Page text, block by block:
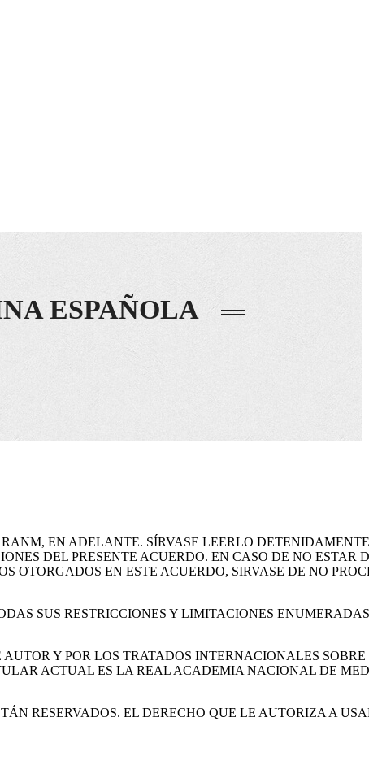
ESPAÑOLA
EN ADELANTE. SÍRVASE LEERLO
DEL PRESENTE ACUERDO. EN CASO DE NO ESTAR
OTORGADOS EN ESTE ACUERDO, SIRVASE DE NO
SUS RESTRICCIONES Y LIMITACIONES
Y POR LOS TRATADOS INTERNACIONALES SOBRE
ACTUAL ES LA REAL ACADEMIA NACIONAL DE
RESERVADOS. EL DERECHO QUE LE AUTORIZA A